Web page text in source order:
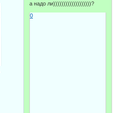
а надо ли)))))))))))))))))))?
0